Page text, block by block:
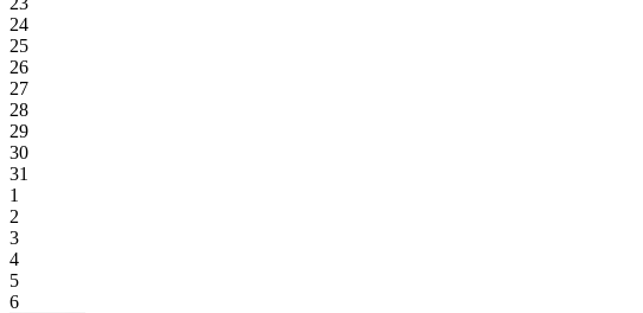
24
25
26
27
28
29
30
31
1
2
3
4
5
6